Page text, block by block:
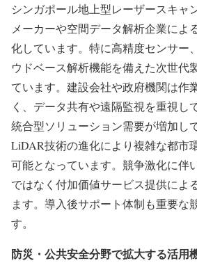
シンガポール地上型レーザースキャ
メーカーや空間データ解析企業によ
化しています。特に高精度センサー
ウドベース解析機能を備えた次世代
ています。建設会社や政府機関は作
く、データ共有や遠隔監視を重視し
統合型ソリューション需要が増加し
LiDAR技術の進化により複雑な都市
可能となっています。競争激化に伴
ではなく付加価値サービス提供によ
ます。導入後サポート体制も重要な
す。
防災・公共安全分野で拡大する活用